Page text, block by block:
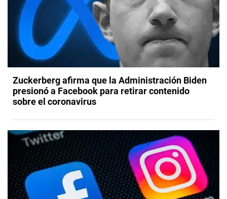
Zuckerberg afirma que la Administración Biden
presionó a Facebook para retirar contenido
sobre el coronavirus